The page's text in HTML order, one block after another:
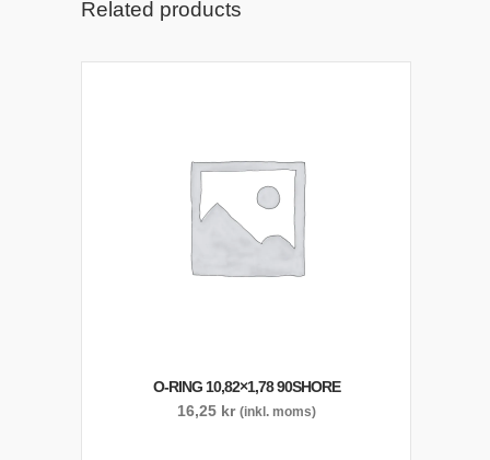
Related products
O-RING 10,82×1,78 90SHORE
16,25 kr (inkl. moms)